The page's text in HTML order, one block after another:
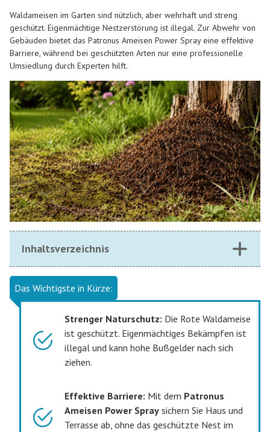
Waldameisen im Garten sind nützlich, aber wehrhaft und streng
geschützt. Eigenmächtige Nestzerstörung ist illegal. Zur Abwehr von
Gebäuden bietet das Patronus Ameisen Power Spray eine effektive
Barriere, während bei geschützten Arten nur eine professionelle
Umsiedlung durch Experten hilft.
Inhaltsverzeichnis
Das Wichtigste in Kürze:
Strenger Naturschutz: Die Rote Waldameise
ist geschützt. Eigenmächtiges Bekämpfen ist
illegal und kann hohe Bußgelder nach sich
ziehen.
Effektive Barriere: Mit dem Patronus
Ameisen Power Spray sichern Sie Haus und
Terrasse ab, ohne das geschützte Nest im